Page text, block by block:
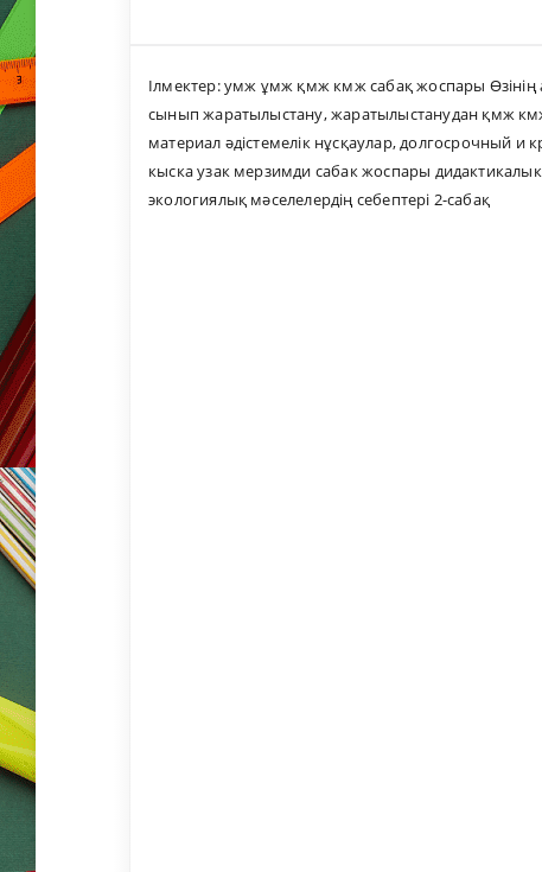
Ілмектер:умж ұмж қмж кмж сабақ жоспары Өзінің
сынып жаратылыстану,жаратылыстанудан қмж
материал әдістемелік нұсқаулар,долгосрочный и
кыска узак мерзимди сабак жоспары
экологиялық мәселелердің себептері 2-сабақ